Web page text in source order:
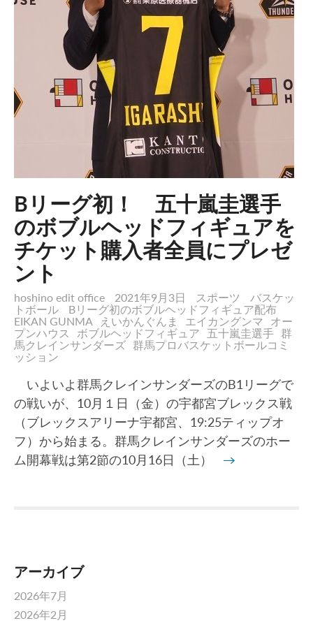
Bリーグ初！ 五十嵐圭選手
のボブルヘッドフィギュアを
チケット購入者全員にプレゼ
ント
hoshino edit office 2021年9月3日 スポーツ
バスケッ
トボール
Bリーグ初のボブルヘッドフィギュア配布
EIKAN GUNMA
えいかんぐんま エイカングンマ
オー
プンハウス
ボブルヘッドフィギュア 五十嵐圭選手 群
馬クレインサンダーズ 群馬プロバスケットボールコミ
ッション
いよいよ群馬クレインサンダーズのB1リーグで
の戦いが、10月１日（金）の宇都宮ブレックス戦
（ブレックスアリーナ宇都宮、19:25ティップオ
フ）から始まる。群馬クレインサンダーズのホー
ム開幕戦は第2節の10月16日（土）
→
アーカイブ
2026年7月
2026年2月